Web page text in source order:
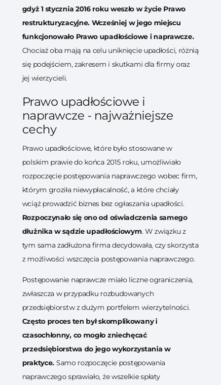
gdyż 1 stycznia 2016 roku weszło w życie Prawo
restrukturyzacyjne. Wcześniej w jego miejscu
funkcjonowało Prawo upadłościowe i naprawcze.
Chociaż oba mają na celu uniknięcie upadłości, różnią
się podejściem, zakresem i skutkami dla firmy oraz
jej wierzycieli.
Prawo upadłościowe i
naprawcze - najważniejsze
cechy
Prawo upadłościowe, które było stosowane w
polskim prawie do końca 2015 roku, umożliwiało
rozpoczęcie postępowania naprawczego wobec firm,
którym groziła niewypłacalność, a które chciały
wciąż prowadzić biznes bez ogłaszania upadłości.
Rozpoczynało się ono od oświadczenia samego
dłużnika w sądzie upadłościowym. W związku z
tym sama zadłużona firma decydowała, czy skorzysta
z możliwości wszczęcia postępowania naprawczego.
Postępowanie naprawcze miało liczne ograniczenia,
zwłaszcza w przypadku rozbudowanych
przedsiębiorstw z dużym portfelem wierzytelności.
Często proces ten był skomplikowany i
czasochłonny, co mogło zniechęcać
przedsiębiorstwa do jego wykorzystania w
praktyce. Samo rozpoczęcie postępowania
naprawczego sprawiało, że wszelkie spłaty